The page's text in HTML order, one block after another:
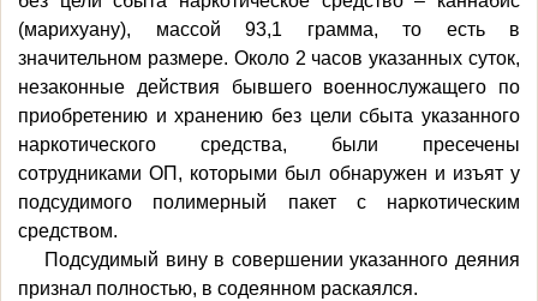
(марихуану), массой 93,1 грамма, то есть в
значительном размере. Около 2 часов указанных суток,
незаконные действия бывшего военнослужащего по
приобретению и хранению без цели сбыта указанного
наркотического средства, были пресечены
сотрудниками ОП, которыми был обнаружен и изъят у
подсудимого полимерный пакет с наркотическим
средством.
Подсудимый вину в совершении указанного деяния
признал полностью, в содеянном раскаялся.